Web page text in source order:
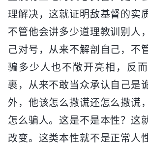
理解决，这就证明敌基督的实
不管他会讲多少道理教训别人
己对号，从来不解剖自己，不
骗多少人也不敞开亮相，反
裹，从来不敢当众承认自己是
外，他该怎么撒谎还怎么撒谎
怎么骗人。这是不是本性？这
改变。这类本性就不是正常人